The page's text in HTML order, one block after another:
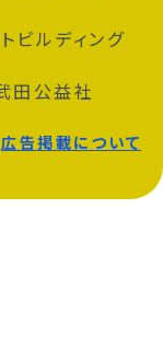
広告掲載について